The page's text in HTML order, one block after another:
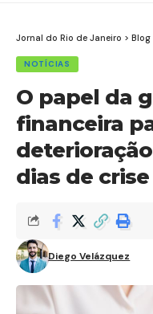
Jornal do Rio de Janeiro > Blog
NOTÍCIAS
O papel da
financeira
dias de crise
Diego Velázquez